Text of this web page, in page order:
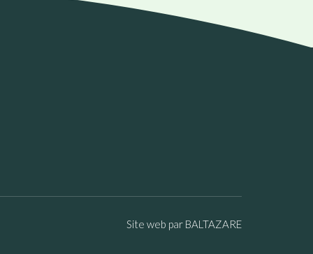
Site web par BALTAZARE